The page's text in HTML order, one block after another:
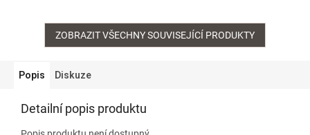
ZOBRAZIT VŠECHNY SOUVISEJÍCÍ PRODUKTY
Popis Diskuze
Detailní popis produktu